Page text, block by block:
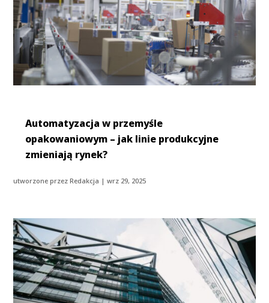
Automatyzacja w przemyśle
opakowaniowym – jak linie produkcyjne
zmieniają rynek?
utworzone przezRedakcja |wrz 29, 2025